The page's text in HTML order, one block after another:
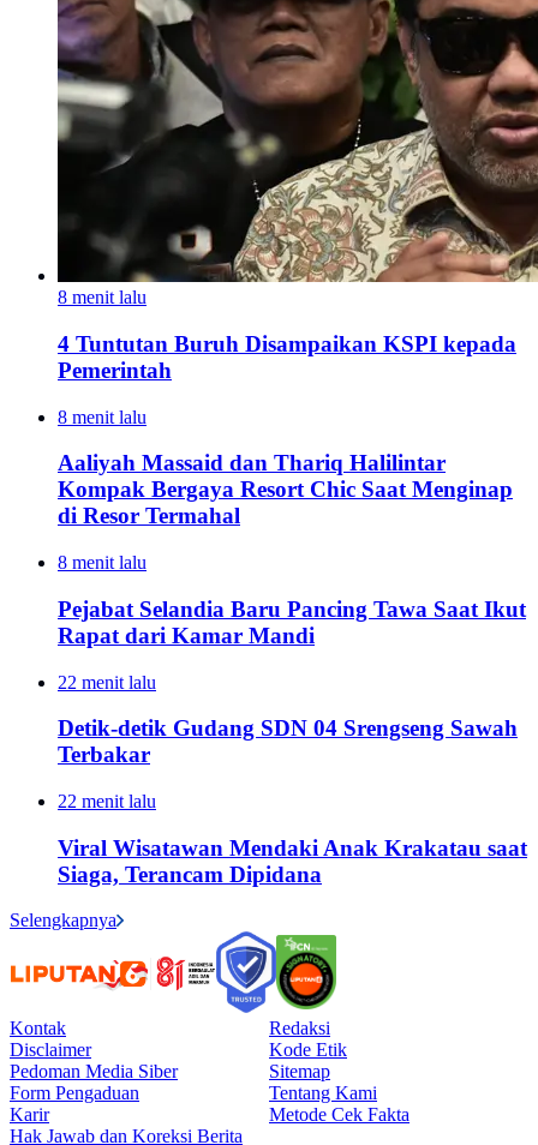
8 menit lalu
4 Tuntutan Buruh Disampaikan KSPI kepada
Pemerintah
8 menit lalu
Aaliyah Massaid dan Thariq Halilintar
Kompak Bergaya Resort Chic Saat Menginap
di Resor Termahal
8 menit lalu
Pejabat Selandia Baru Pancing Tawa Saat Ikut
Rapat dari Kamar Mandi
22 menit lalu
Detik-detik Gudang SDN 04 Srengseng Sawah
Terbakar
22 menit lalu
Viral Wisatawan Mendaki Anak Krakatau saat
Siaga, Terancam Dipidana
Selengkapnya
Kontak
Redaksi
Disclaimer
Kode Etik
Pedoman Media Siber
Sitemap
Form Pengaduan
Tentang Kami
Karir
Metode Cek Fakta
Hak Jawab dan Koreksi Berita